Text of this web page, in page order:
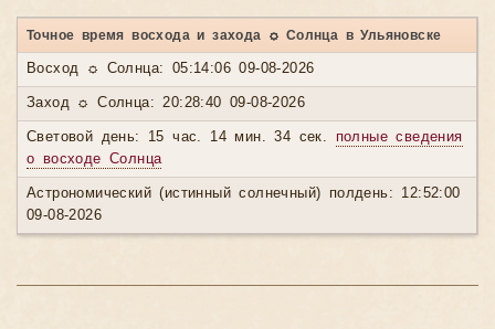
Точное время восхода и захода ☼ Солнца в Ульяновске
Восход ☼ Солнца: 05:14:06 09-08-2026
Заход ☼ Солнца: 20:28:40 09-08-2026
Световой день: 15 час. 14 мин. 34 сек. полные сведения
о восходе Солнца
Астрономический (истинный солнечный) полдень: 12:52:00
09-08-2026